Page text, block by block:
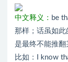
中文释义： be
那样；话虽如
是最终不能推翻
比如：I know